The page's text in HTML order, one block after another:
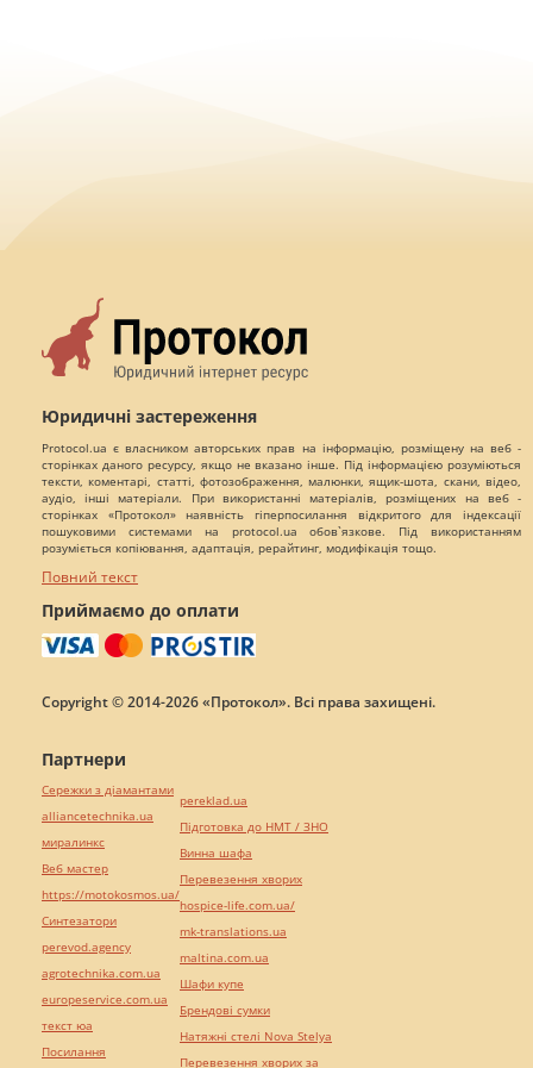
Юридичні застереження
Protocol.ua є власником авторських прав на інформацію, розміщену на веб -
сторінках даного ресурсу, якщо не вказано інше. Під інформацією розуміються
тексти, коментарі, статті, фотозображення, малюнки, ящик-шота, скани, відео,
аудіо, інші матеріали. При використанні матеріалів, розміщених на веб -
сторінках «Протокол» наявність гіперпосилання відкритого для індексації
пошуковими системами на protocol.ua обов`язкове. Під використанням
розуміється копіювання, адаптація, рерайтинг, модифікація тощо.
Повний текст
Приймаємо до оплати
Copyright © 2014-2026 «Протокол». Всі права захищені.
Партнери
Сережки з діамантами
alliancetechnika.ua
миралинкс
Веб мастер
https://motokosmos.ua/
Синтезатори
perevod.agency
agrotechnika.com.ua
europeservice.com.ua
текст юа
Посилання
pereklad.ua
Підготовка до НМТ / ЗНО
Винна шафа
Перевезення хворих
hospice-life.com.ua/
mk-translations.ua
maltina.com.ua
Шафи купе
Брендові сумки
Натяжні стелі Nova Stelya
Перевезення хворих за